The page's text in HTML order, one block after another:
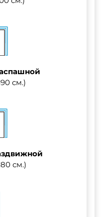
см.)
см.)